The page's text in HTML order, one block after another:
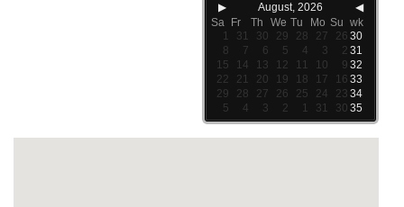
◀
August, 2026
▶
wk
Su
Mo
Tu
We
Th
Fr
Sa
30
26
27
28
29
30
31
1
31
2
3
4
5
6
7
8
32
9
10
11
12
13
14
15
33
16
17
18
19
20
21
22
34
23
24
25
26
27
28
29
35
30
31
1
2
3
4
5